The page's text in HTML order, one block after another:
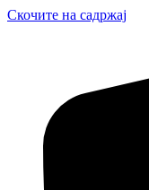
Скочите на садржај